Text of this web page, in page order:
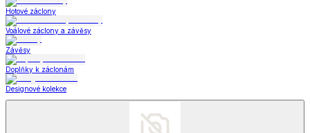
Hotové záclony
Voálové záclony a závěsy
Závěsy
Doplňky k záclonám
Designové kolekce